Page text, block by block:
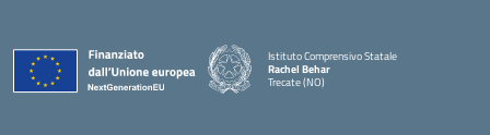
Istituto Comprensivo Statale
Rachel Behar
Trecate (NO)